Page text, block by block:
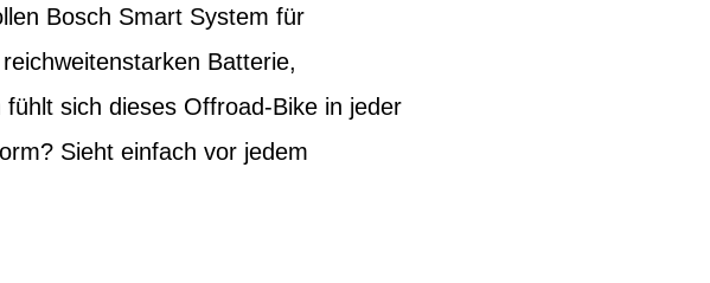
Bosch Smart System für
Batterie,
sich dieses Offroad-Bike in jeder
Sieht einfach vor jedem